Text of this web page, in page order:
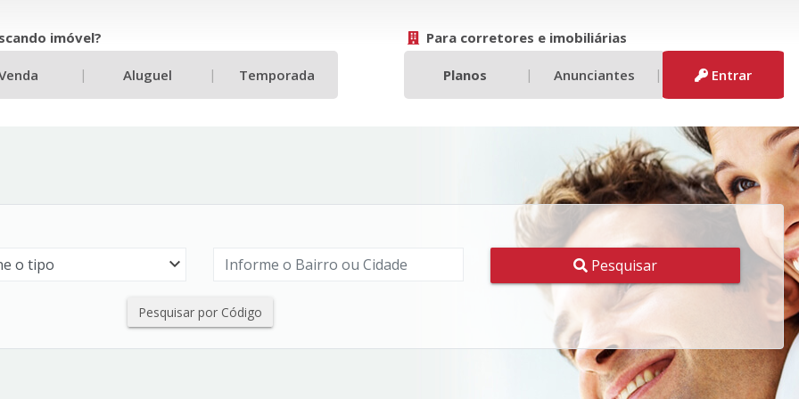
imóvel? Para corretores e imobiliárias
| Aluguel | Temporada Planos | Anunciantes | Entrar
Pesquisar
Pesquisar por Código